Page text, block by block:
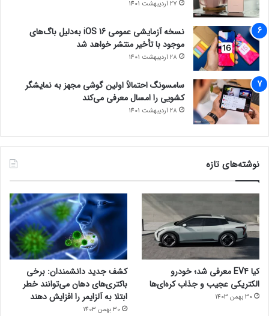
27 اردیبهشت 1401
نسخه آزمایشی عمومی iOS 16 به‌دلیل باگ‌های
موجود با تأخیر منتشر خواهد شد
28 اردیبهشت 1401
سامسونگ احتمالاً اولین گوشی مجهز به نمایشگر
کشویی را امسال معرفی می‌کند
28 اردیبهشت 1401
نوشته‌های تازه
کیا EV4 معرفی شد؛ خودرو
الکتریکی عجیب و جذاب کره‌ای‌ها
30 بهمن 1403
کشف جدید دانشمندان: برخی
باکتری‌های دهان می‌توانند خطر
ابتلا به آلزایمر را افزایش دهند
30 بهمن 1403